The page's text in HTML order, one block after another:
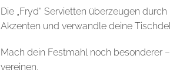
Die „Fryd“ Servietten überzeugen
Akzenten und verwandle deine
Mach dein Festmahl noch besonderer
vereinen.